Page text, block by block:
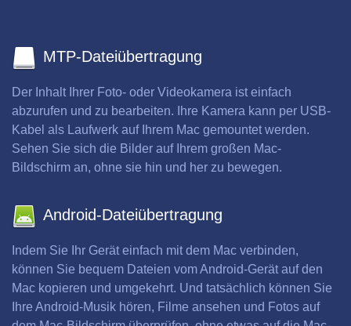
MTP-Dateiübertragung
Der Inhalt Ihrer Foto- oder Videokamera ist einfach
abzurufen und zu bearbeiten. Ihre Kamera kann per USB-
Kabel als Laufwerk auf Ihrem Mac gemountet werden.
Sehen Sie sich die Bilder auf Ihrem großen Mac-
Bildschirm an, ohne sie hin und her zu bewegen.
Android-Dateiübertragung
Indem Sie Ihr Gerät einfach mit dem Mac verbinden,
können Sie bequem Dateien vom Android-Gerät auf den
Mac kopieren und umgekehrt. Und tatsächlich können Sie
Ihre Android-Musik hören, Filme ansehen und Fotos auf